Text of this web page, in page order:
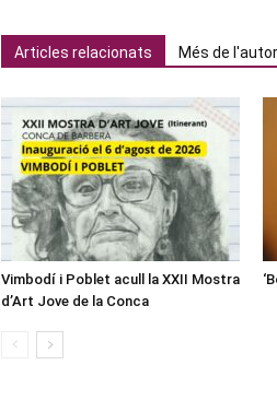
Articles relacionats Més de l'autor
Vimbodí i Poblet acull la XXII Mostra
d’Art Jove de la Conca